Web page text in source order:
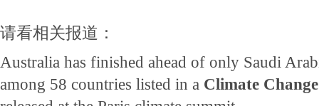
请看相关报道：
Australia has finished ahead of only Saudi
among 58 countries listed in a Climate